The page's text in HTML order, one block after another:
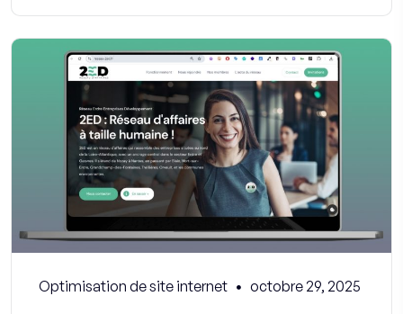
Optimisation de site internet octobre 29, 2025